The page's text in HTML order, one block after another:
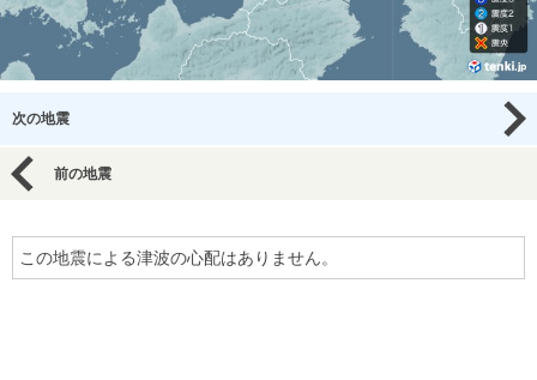
次の地震
前の地震
この地震による津波の心配はありません。